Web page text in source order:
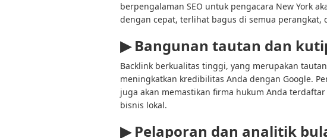
berpengalaman SEO untuk pengacara New York
dengan cepat, terlihat bagus di semua perangkat,
▶ Bangunan tautan dan
Backlink berkualitas tinggi, yang merupakan
meningkatkan kredibilitas Anda dengan Google.
juga akan memastikan firma hukum Anda
bisnis lokal.
▶Pelaporan dan analitik